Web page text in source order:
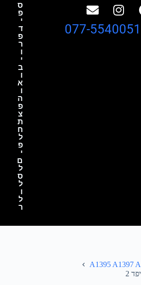
ס
פ
י
ד
פ
ר
ו
י
ב
ו
א
ו
ה
פ
צ
ת
ח
ל
פ
י
ם
ל
ס
ל
ו
ל
ר